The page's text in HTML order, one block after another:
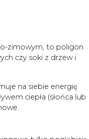
zimowym, to poligon
czy soki z drzew i
na siebie energię
ciepła (słońca lub